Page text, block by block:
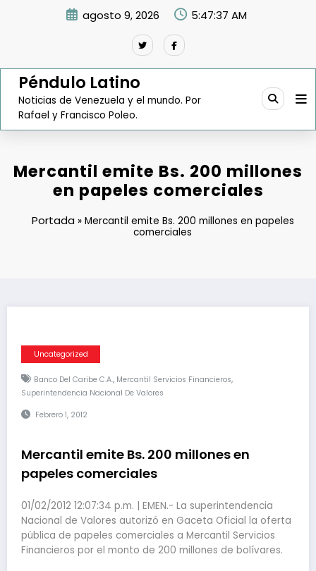
agosto 9, 2026 5:47:38 AM
Péndulo Latino
Noticias de Venezuela y el mundo. Por
Rafael y Francisco Poleo.
Mercantil emite Bs. 200 millones
en papeles comerciales
Portada» Mercantil emite Bs. 200 millones en papeles
comerciales
Uncategorized
Banco Del Caribe C.A., Mercantil Servicios Financieros,
Superintendencia Nacional De Valores
Febrero 1, 2012
Mercantil emite Bs. 200 millones en
papeles comerciales
01/02/2012 12:07:34 p.m. | EMEN.- La superintendencia
Nacional de Valores autorizó en Gaceta Oficial la oferta
pública de papeles comerciales a Mercantil Servicios
Financieros por el monto de 200 millones de bolívares.